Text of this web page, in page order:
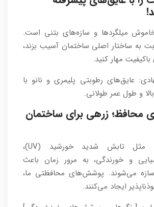
میلگردها و سازه‌های بتنی است.
به ساختار اصلی ساختمان آسیب بزند،
مهار کنید.
عایق‌های رطوبتی پلیمری و نانو با
و طول عمر طولانی.
محافظ؛ زرهی برای ساختمان
عوامل محیطی مثل تابش شدید خورشید (UV)،
و خورندگی، به مرور زمان باعث
می‌شوند. پوشش‌های محافظتی ما،
ایجاد می‌کنند.